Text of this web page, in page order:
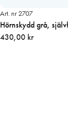
Art. nr 2707
Hörnskydd grå,
2,45 m längd
430,00 kr